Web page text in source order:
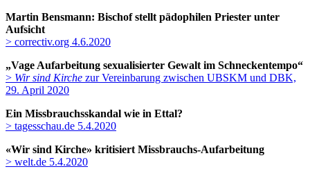
Martin Bensmann: Bischof stellt pädophilen Priester unter
Aufsicht
> correctiv.org 4.6.2020
„Vage Aufarbeitung sexualisierter Gewalt im Schneckentempo“
> Wir sind Kirche zur Vereinbarung zwischen UBSKM und DBK,
29. April 2020
Ein Missbrauchsskandal wie in Ettal?
> tagesschau.de 5.4.2020
«Wir sind Kirche» kritisiert Missbrauchs-Aufarbeitung
> welt.de 5.4.2020